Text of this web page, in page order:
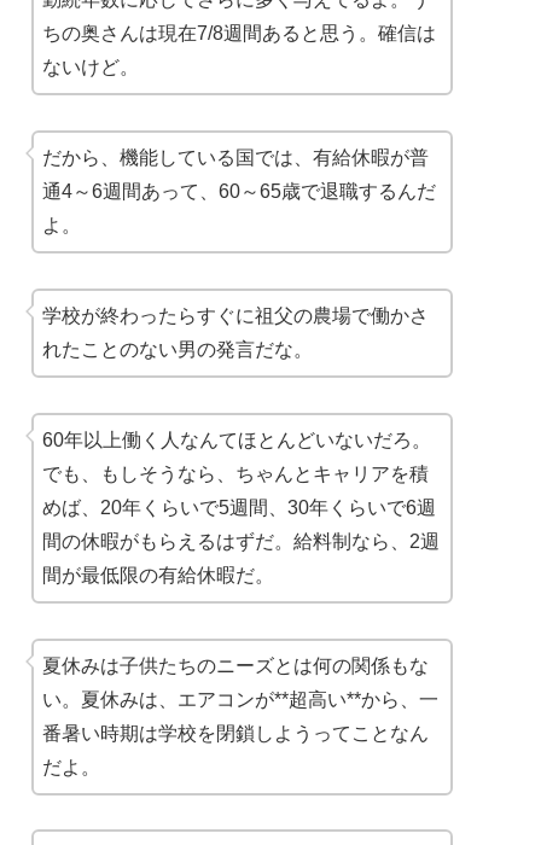
ちの奥さんは現在7/8週間あると思う。確信は
ないけど。
だから、機能している国では、有給休暇が普
通4～6週間あって、60～65歳で退職するんだ
よ。
学校が終わったらすぐに祖父の農場で働かさ
れたことのない男の発言だな。
60年以上働く人なんてほとんどいないだろ。
でも、もしそうなら、ちゃんとキャリアを積
めば、20年くらいで5週間、30年くらいで6週
間の休暇がもらえるはずだ。給料制なら、2週
間が最低限の有給休暇だ。
夏休みは子供たちのニーズとは何の関係もな
い。夏休みは、エアコンが**超高い**から、一
番暑い時期は学校を閉鎖しようってことなん
だよ。